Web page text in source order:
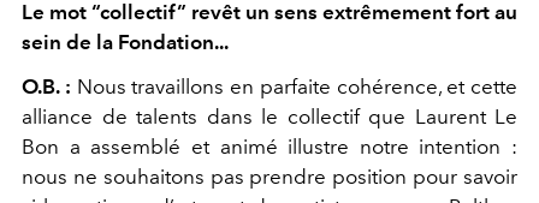
Le mot “collectif” revêt un sens extrêmement fort au
sein de la Fondation...
O.B. : Nous travaillons en parfaite cohérence, et cette
alliance de talents dans le collectif que Laurent Le
Bon a assemblé et animé illustre notre intention :
nous ne souhaitons pas prendre position pour savoir